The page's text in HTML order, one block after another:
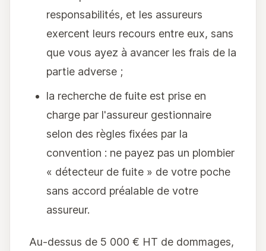
responsabilités, et les assureurs
exercent leurs recours entre eux, sans
que vous ayez à avancer les frais de la
partie adverse ;
la recherche de fuite est prise en
charge par l'assureur gestionnaire
selon des règles fixées par la
convention : ne payez pas un plombier
« détecteur de fuite » de votre poche
sans accord préalable de votre
assureur.
Au-dessus de 5 000 € HT de dommages,